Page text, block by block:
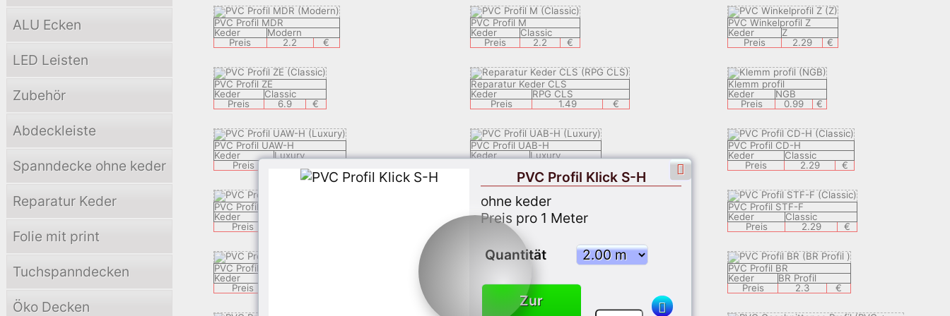
ALU Ecken
LED Leisten
Zubehör
Abdeckleiste
Spanndecke ohne keder
Reparatur Keder
Folie mit print
Tuchspanndecken
Öko Decken
PVC Profil MDR
Keder
Modern
Preis
2.2 €
PVC Profil M
Keder
Classic
Preis
2.2 €
PVC Winkelprofil Z
Keder
Z
Preis
2.29 €
PVC Profil ZE
Keder
Classic
Preis
6.9 €
Reparatur Keder CLS
Keder
RPG CLS
Preis
1.49 €
Klemm profil
Keder
NGB
Preis
0.99 €
PVC Profil UAW-H
Keder
Luxury
Preis
PVC Profil UAB-H
Keder
Luxury
PVC Profil CD-H
Keder
Classic
Preis
2.29 €
PVC Profil ZOR-H
Keder
Preis
PVC Profil STF-H
Keder
Classic
Preis
2.29
PVC Profil STF-F
Keder
Classic
Preis
2.29 €
PVC Profil LXR-H
Keder
Preis
Preis
2.29
PVC Profil BR
Keder
BR Profil
Preis
2.3 €
PVC Profil Klick S-H
ohne keder
Preis pro 1 Meter
Quantität
Zur